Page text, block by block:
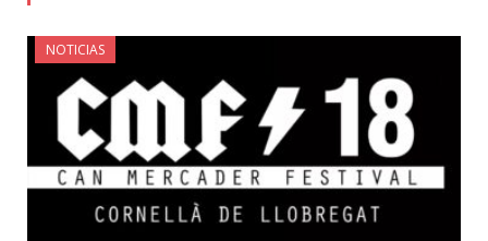
NOTICIAS